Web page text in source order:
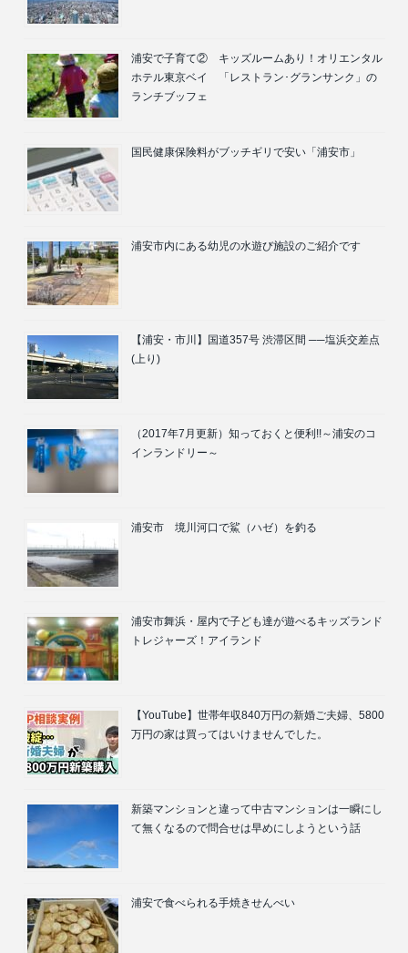
浦安で子育て② キッズルームあり！オリエンタル
ホテル東京ベイ 「レストラン･グランサンク」の
ランチブッフェ
国民健康保険料がブッチギリで安い「浦安市」
浦安市内にある幼児の水遊び施設のご紹介です
【浦安・市川】国道357号 渋滞区間 ──塩浜交差点
(上り)
（2017年7月更新）知っておくと便利!!～浦安のコ
インランドリー～
浦安市 境川河口で鯊（ハゼ）を釣る
浦安市舞浜・屋内で子ども達が遊べるキッズランド
トレジャーズ！アイランド
【YouTube】世帯年収840万円の新婚ご夫婦、5800
万円の家は買ってはいけませんでした。
新築マンションと違って中古マンションは一瞬にし
て無くなるので問合せは早めにしようという話
浦安で食べられる手焼きせんべい